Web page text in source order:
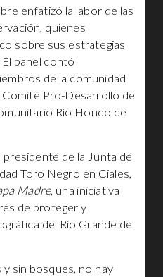
enfatizó la labor de las
quienes
sobre sus estrategias
panel contó
de la comunidad
Pro-Desarrollo de
Río Hondo de
de la Junta de
Toro Negro en Ciales,
Madre, una iniciativa
de proteger y
del Río Grande de
y sin bosques, no hay